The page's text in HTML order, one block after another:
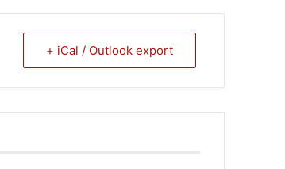
+ iCal / Outlook export